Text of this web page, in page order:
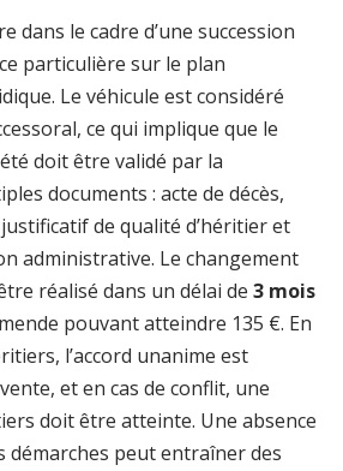
dans le cadre d’une succession
particulière sur le plan
Le véhicule est considéré
ce qui implique que le
doit être validé par la
documents : acte de décès,
de qualité d’héritier et
administrative. Le changement
réalisé dans un délai de 3 mois
pouvant atteindre 135 €. En
l’accord unanime est
et en cas de conflit, une
doit être atteinte. Une absence
démarches peut entraîner des